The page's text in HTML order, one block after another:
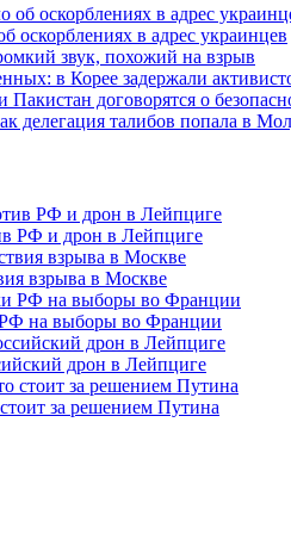
оскорблениях в адрес украинцев
звук, похожий на взрыв
в Корее задержали
договорятся о
делегация талибов попала в
РФ и дрон в Лейпциге
взрыва в Москве
РФ на выборы во Франции
дрон в Лейпциге
за решением Путина